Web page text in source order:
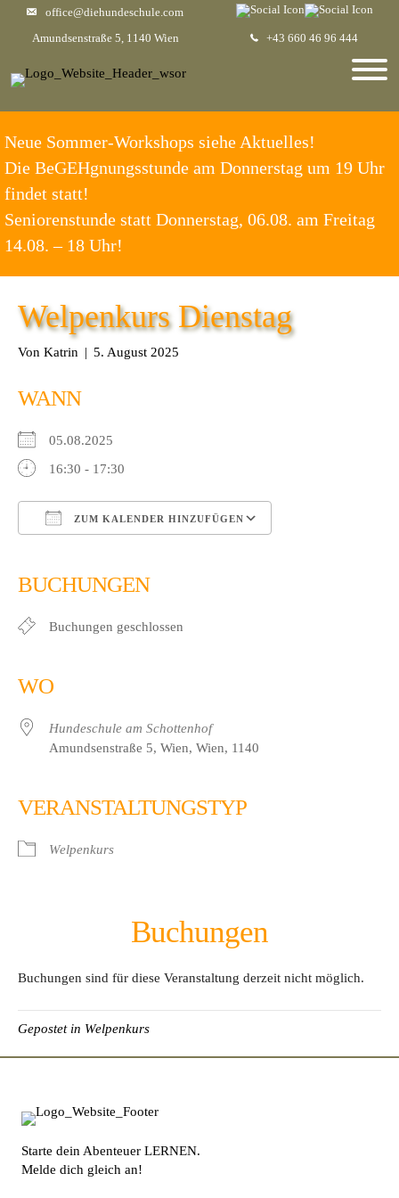
office@diehundeschule.com
+43 660 46 96 444
Amundsenstraße 5, 1140 Wien
Neue Sommer-Workshops siehe Aktuelles!
Die BeGEHgnungsstunde am Donnerstag um 19 Uhr
findet statt!
Seniorenstunde statt Donnerstag, 06.08. am Freitag
14.08. – 18 Uhr!
Welpenkurs Dienstag
Von Katrin | 5. August 2025
WANN
05.08.2025
16:30 - 17:30
ZUM KALENDER HINZUFÜGEN
BUCHUNGEN
Buchungen geschlossen
WO
Hundeschule am Schottenhof
Amundsenstraße 5, Wien, Wien, 1140
VERANSTALTUNGSTYP
Welpenkurs
Buchungen
Buchungen sind für diese Veranstaltung derzeit nicht möglich.
Gepostet in Welpenkurs
Starte dein Abenteuer LERNEN.
Melde dich gleich an!